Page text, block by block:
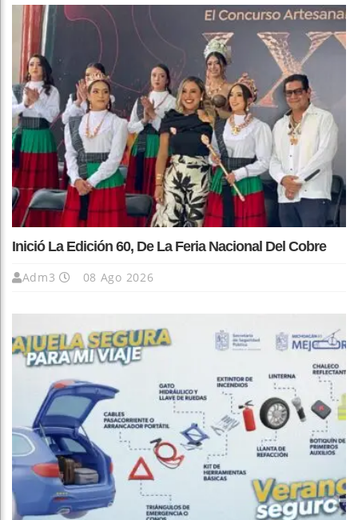
Inició La Edición 60, De La Feria Nacional Del Cobre
Adm3 08 Ago 2026